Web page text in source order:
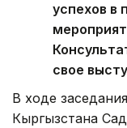
успехов в
свое
В ходе
Кыргызстана